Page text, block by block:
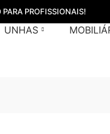
PARA PROFISSIONAIS!
UNHAS